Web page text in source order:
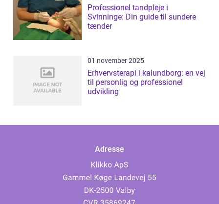
Professionel tandpleje i
Svinninge: Din guide til sundere
tænder
01 november 2025
Erhvervsterapi i kalundborg: en vej
til personlig og professionel
udvikling
Adresse